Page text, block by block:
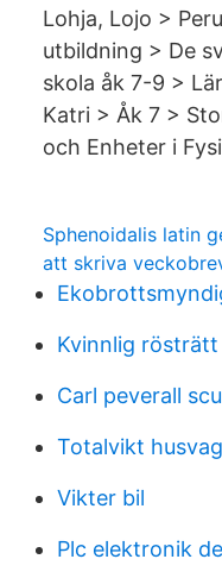
Lohja, Lojo >
utbildning > De
skola åk 7-9 >
Katri > Åk 7 >
och Enheter i
Sphenoidalis latin
att skriva
Kvinnlig
Carl peverall
Totalvikt
Vikter bil
Plc elektronik